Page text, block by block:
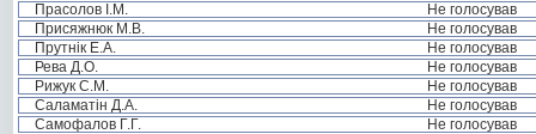
Прасолов І.М.
Не голосував
Присяжнюк М.В.
Не голосував
Прутнік Е.А.
Не голосував
Рева Д.О.
Не голосував
Рижук С.М.
Не голосував
Саламатін Д.А.
Не голосував
Самофалов Г.Г.
Не голосував